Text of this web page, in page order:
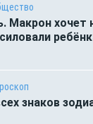
Макрон хочет
знаков